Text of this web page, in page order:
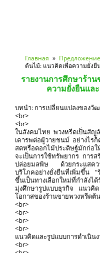
Вы здесь
Главная » Предложение
ต้นไม้: แนวคิดเพื่อความยั่งยื
รายงานการศึกษาร้า
ความยั่งยืนแล
บทนำ: การเปลี่ยนแปลงของวั
<br>
<br>
ในสังคมไทย พวงหรีดเป็นสั
เคารพต่อผู้วายชนม์ อย่างไร
สดหรือดอกไม้ประดิษฐ์มักก่อ
จะเป็นการใช้ทรัพยากร การส
ปล่อยมลพิษ ด้วยกระแสควา
บริโภคอย่างยั่งยืนที่เพิ่มขึ้น "
ขึ้นเป็นทางเลือกใหม่ที่กำลัง
มุ่งศึกษารูปแบบธุรกิจ แนวคิ
โอกาสของร้านขายพวงหรีด
<br>
<br>
<br>
<br>
แนวคิดและรูปแบบการดำเนิน
<br>